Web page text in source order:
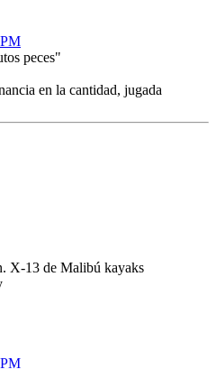
peces"
en la cantidad, jugada
X-13 de Malibú kayaks